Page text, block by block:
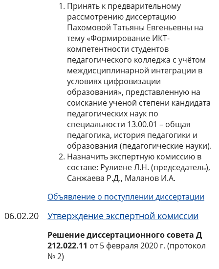
Принять к предварительному
рассмотрению диссертацию
Пахомовой Татьяны Евгеньевны на
тему «Формирование ИКТ-
компетентности студентов
педагогического колледжа с учётом
междисциплинарной интеграции в
условиях цифровизации
образования», представленную на
соискание ученой степени кандидата
педагогических наук по
специальности 13.00.01 – общая
педагогика, история педагогики и
образования (педагогические науки).
Назначить экспертную комиссию в
составе: Рулиене Л.Н. (председатель),
Санжаева Р.Д., Маланов И.А.
Объявление о поступлении диссертации
06.02.20 Утверждение экспертной комиссии
Решение диссертационного совета Д
212.022.11 от 5 февраля 2020 г. (протокол
№ 2)